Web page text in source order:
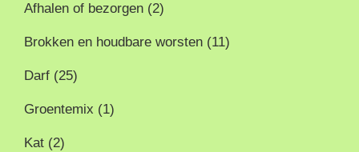
Afhalen of bezorgen (2)
Brokken en houdbare worsten (11)
Darf (25)
Groentemix (1)
Kat (2)